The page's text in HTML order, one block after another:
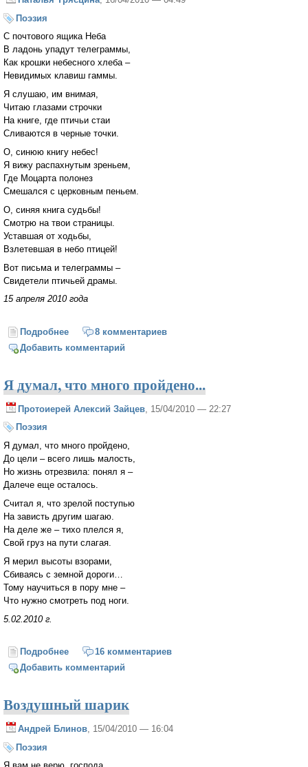
Поэзия
С почтового ящика Неба
В ладонь упадут телеграммы,
Как крошки небесного хлеба –
Невидимых клавиш гаммы.
Я слушаю, им внимая,
Читаю глазами строчки
На книге, где птичьи стаи
Сливаются в черные точки.
О, синюю книгу небес!
Я вижу распахнутым зреньем,
Где Моцарта полонез
Смешался с церковным пеньем.
О, синяя книга судьбы!
Смотрю на твои страницы.
Уставшая от ходьбы,
Взлетевшая в небо птицей!
Вот письма и телеграммы –
Свидетели птичьей драмы.
15 апреля 2010 года
Подробнее о Синяя книга небес
8 комментариев
Добавить комментарий
Я думал, что много пройдено...
Протоиерей Алексий Зайцев , 15/04/2010 — 22:27
Поэзия
Я думал, что много пройдено,
До цели – всего лишь малость,
Но жизнь отрезвила: понял я –
Далече еще осталось.
Считал я, что зрелой поступью
На зависть другим шагаю.
На деле же – тихо плелся я,
Свой груз на пути слагая.
Я мерил высоты взорами,
Сбиваясь с земной дороги…
Тому научиться в пору мне –
Что нужно смотреть под ноги.
5.02.2010 г.
Подробнее о Я думал, что много пройдено...
16 комментариев
Добавить комментарий
Воздушный шарик
Андрей Блинов , 15/04/2010 — 16:04
Поэзия